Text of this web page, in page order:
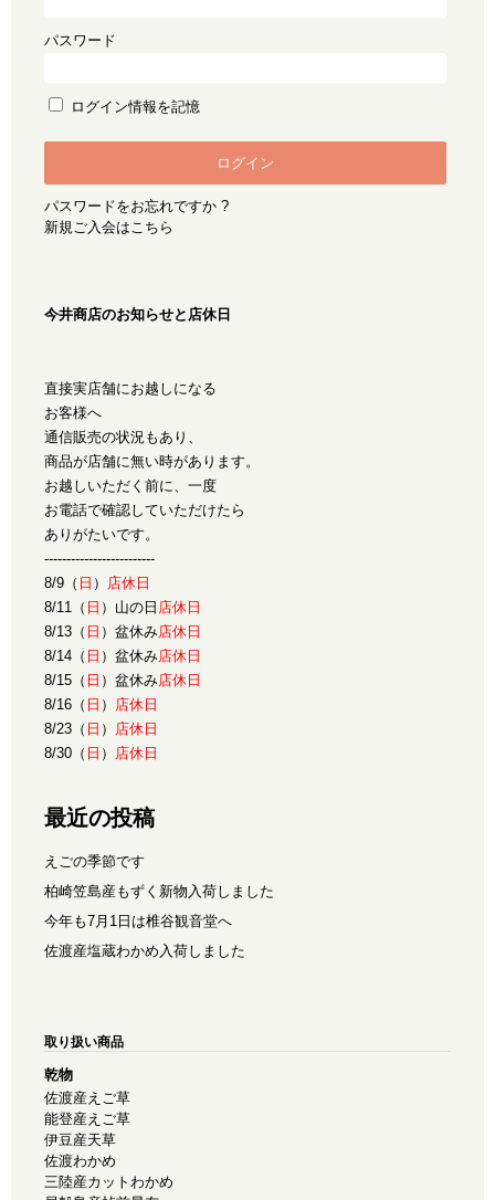
パスワード
ログイン情報を記憶
パスワードをお忘れですか ?
新規ご入会はこちら
今井商店のお知らせと店休日
直接実店舗にお越しになる
お客様へ
通信販売の状況もあり、
商品が店舗に無い時があります。
お越しいただく前に、一度
お電話で確認していただけたら
ありがたいです。
-------------------------
8/9（ 日 ）
店休日
8/11（ 日 ）山の日 店休日
8/13（ 日 ）盆休み店休日
8/14（ 日 ）盆休み店休日
8/15（ 日 ）盆休み店休日
8/16（ 日 ）
店休日
8/23（ 日 ）
店休日
8/30（ 日 ） 店休日
最近の投稿
えごの季節です
柏崎笠島産もずく新物入荷しました
今年も7月1日は椎谷観音堂へ
佐渡産塩蔵わかめ入荷しました
取り扱い商品
乾物
佐渡産えご草
能登産えご草
伊豆産天草
佐渡わかめ
三陸産カットわかめ